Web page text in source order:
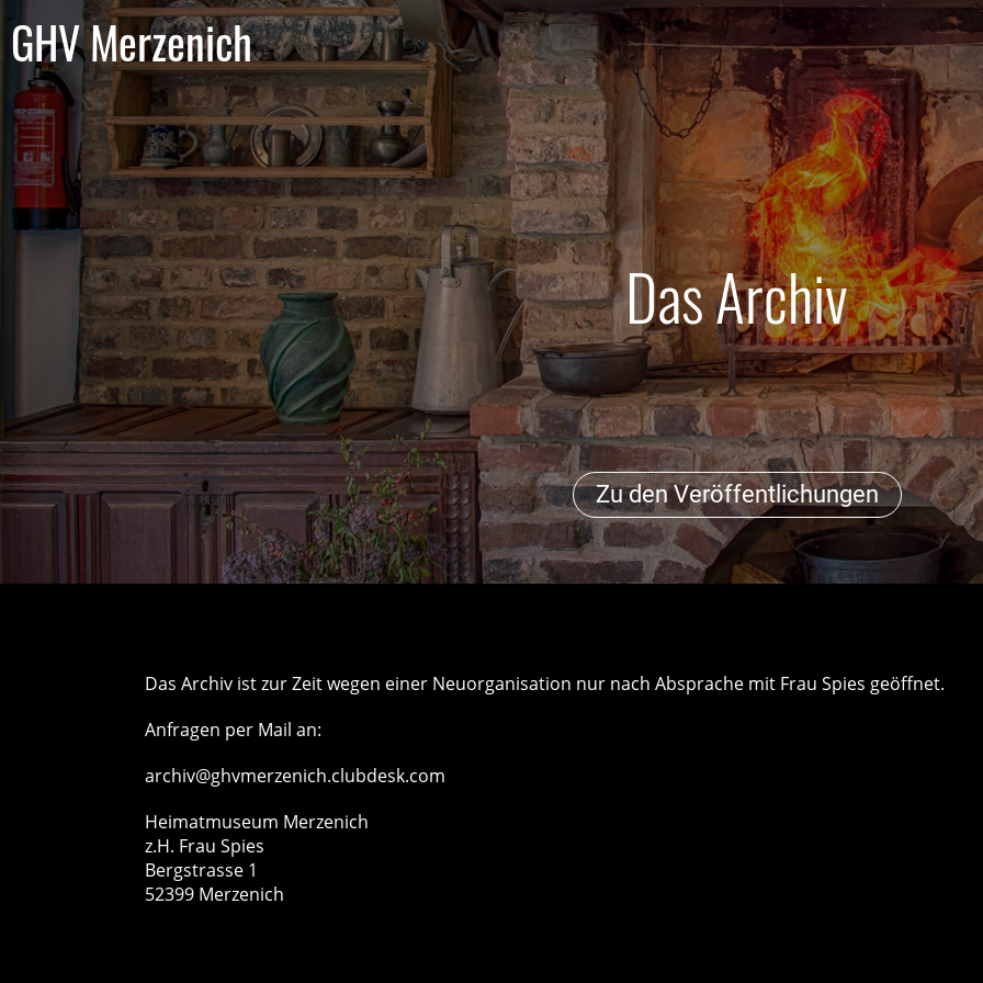
GHV Merzenich
Das Archiv
Zu den Veröffentlichungen
Das Archiv ist zur Zeit wegen einer Neuorganisation nur nach Absprache mit Frau Spies geöffnet.
Anfragen per Mail an:
archiv@ghvmerzenich.clubdesk.com
Heimatmuseum Merzenich
z.H. Frau Spies
Bergstrasse 1
52399 Merzenich